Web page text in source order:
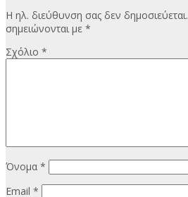
Η ηλ. διεύθυνση σας δεν δημοσιεύεται.
σημειώνονται με *
Σχόλιο *
Όνομα *
Email *